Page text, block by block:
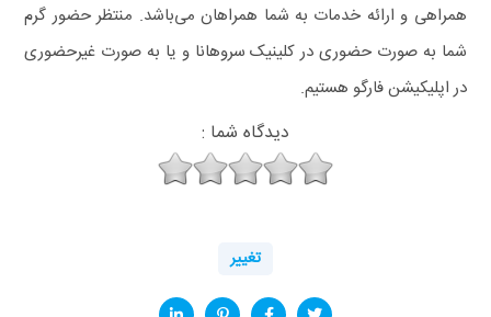
همراهی و ارائه خدمات به شما همراهان می‌باشد. منتظر حضور گرم
شما به صورت حضوری در کلینیک سروهانا و یا به صورت غیرحضوری
در اپلیکیشن فارگو هستیم.
دیدگاه شما :
تغییر